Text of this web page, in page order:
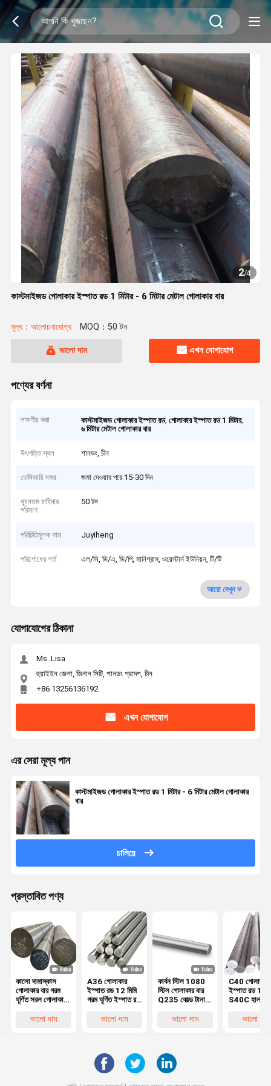
2/4
কাস্টমাইজড গোলাকার ইস্পাত রড 1 মিটার - 6 মিটার মেটাল গোলাকার বার
মূল্য：আলোচনাযোগ্য MOQ：50 টন
ভালো দাম এখন যোগাযোগ
পণ্যের বর্ণনা
লক্ষণীয় করা কাস্টমাইজড গোলাকার ইস্পাত রড,গোলাকার ইস্পাত রড 1 মিটার,
৬ মিটার মেটাল গোলাকার বার
উৎপত্তি স্থল শানডং, চীন
ডেলিভারি সময় জমা দেওয়ার পরে 15-30 দিন
ন্যূনতম চাহিদার
পরিমাণ
50 টন
পরিচিতিমুলক নাম Juyiheng
পরিশোধের শর্ত এল/সি, ডি/এ, ডি/পি, মানিগ্রাম, ওয়েস্টার্ন ইউনিয়ন, টি/টি
আরো দেখুন
যোগাযোগের ঠিকানা
Ms. Lisa
হুয়াইইন জেলা, জিনান সিটি, শানডং প্রদেশ, চীন
+86 13256136192
এখন যোগাযোগ
এর সেরা মূল্য পান
কাস্টমাইজড গোলাকার ইস্পাত রড 1 মিটার - 6 মিটার মেটাল গোলাকার
বার
চালিয়ে
প্রস্তাবিত পণ্য
কালো দামাস্কাস
গোলাকার বার গরম
ঘূর্ণিত সরল গোলাকার
ভালো দাম
A36 গোলাকার
ইস্পাত রড 12 মিমি
গরম ঘূর্ণিত ইস্পাত রড
42crmo
ভালো দাম
কার্বন স্টিল 1080
স্টিল গোলাকার বার
Q235 কোল্ড টানা
S10Cভালো দাম
C40 গোলাকার
ইস্পাত রড
S40C হালকা
60mmভালো দাম